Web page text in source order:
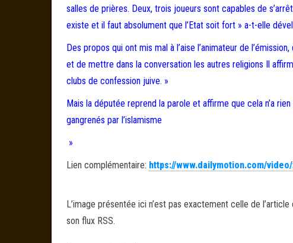
salles de prières. Deux, trois joueurs sont capables de
existe et il faut absolument que l’Etat soit fort » a-t-elle
Des propos qui ont mis mal à l’aise l’animateur de
et de mettre dans la conversation les autres religions Il
clubs de confession juive. »
Mais la députée reprend la parole et affirme que cela n’a
gangrenés par l’islamisme
»
Lien complémentaire: https://www.dailymotion.com/
L’image présentée ici n’est pas exactement celle de
son flux RSS.